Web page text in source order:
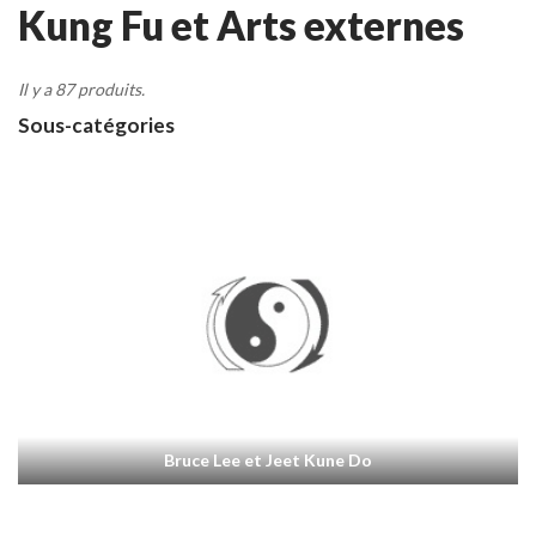
Condition physique
Accessoires
Tatamis
Kung Fu et Arts externes
Il y a 87 produits.
Sous-catégories
Bruce Lee et Jeet Kune Do